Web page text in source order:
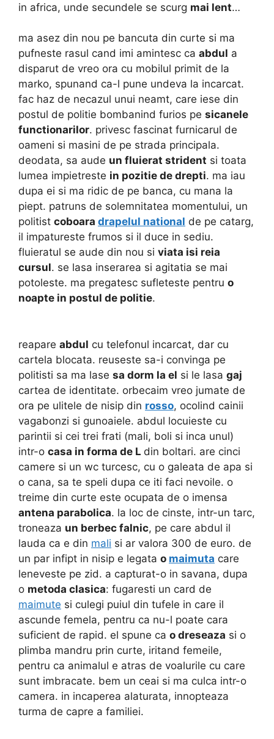
in africa, unde secundele se scurg mai lent…
ma asez din nou pe bancuta din curte si ma
pufneste rasul cand imi amintesc ca abdul a
disparut de vreo ora cu mobilul primit de la
marko, spunand ca-l pune undeva la incarcat.
fac haz de necazul unui neamt, care iese din
postul de politie bombanind furios pe sicanele
functionarilor. privesc fascinat furnicarul de
oameni si masini de pe strada principala.
deodata, sa aude un fluierat strident si toata
lumea impietreste in pozitie de drepti. ma iau
dupa ei si ma ridic de pe banca, cu mana la
piept. patruns de solemnitatea momentului, un
politist coboara drapelul national de pe catarg,
il impatureste frumos si il duce in sediu.
fluieratul se aude din nou si viata isi reia
cursul. se lasa inserarea si agitatia se mai
potoleste. ma pregatesc sufleteste pentru o
noapte in postul de politie.
reapare abdul cu telefonul incarcat, dar cu
cartela blocata. reuseste sa-i convinga pe
politisti sa ma lase sa dorm la el si le lasa gaj
cartea de identitate. orbecaim vreo jumate de
ora pe ulitele de nisip din rosso, ocolind cainii
vagabonzi si gunoaiele. abdul locuieste cu
parintii si cei trei frati (mali, boli si inca unul)
intr-o casa in forma de L din boltari. are cinci
camere si un wc turcesc, cu o galeata de apa si
o cana, sa te speli dupa ce iti faci nevoile. o
treime din curte este ocupata de o imensa
antena parabolica. la loc de cinste, intr-un tarc,
troneaza un berbec falnic, pe care abdul il
lauda ca e din mali si ar valora 300 de euro. de
un par infipt in nisip e legata o maimuta care
leneveste pe zid. a capturat-o in savana, dupa
o metoda clasica: fugaresti un card de
maimute si culegi puiul din tufele in care il
ascunde femela, pentru ca nu-l poate cara
suficient de rapid. el spune ca o dreseaza si o
plimba mandru prin curte, iritand femeile,
pentru ca animalul e atras de voalurile cu care
sunt imbracate. bem un ceai si ma culca intr-o
camera. in incaperea alaturata, innopteaza
turma de capre a familiei.